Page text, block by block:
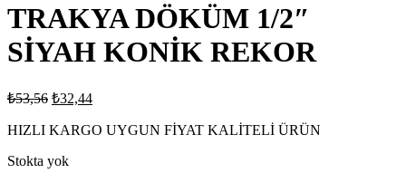
₺52,24.
TRAKYA DÖKÜM 1/2″
SİYAH KONİK REKOR
₺53,56 Orijinal
₺53,56.
₺32,44
fiyat:
HIZLI KARGO UYGUN FİYAT KALİTELİ ÜRÜN
Stokta yok